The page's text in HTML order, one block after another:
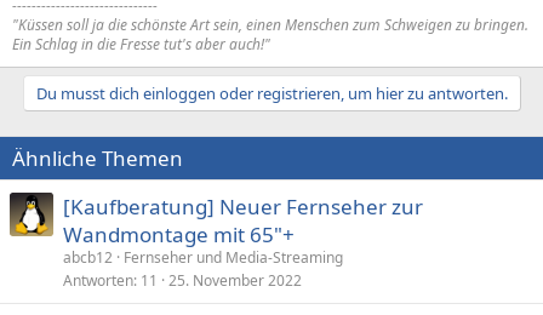
------------------------------
"Küssen soll ja die schönste Art sein, einen Menschen zum Schweigen zu bringen.
Ein Schlag in die Fresse tut's aber auch!"
Du musst dich einloggen oder registrieren, um hier zu antworten.
Ähnliche Themen
[Kaufberatung] Neuer Fernseher zur
Wandmontage mit 65"+
abcb12 Fernseher und Media-Streaming
Antworten 11 25. November 2022